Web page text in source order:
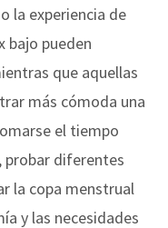
la experiencia de
bajo pueden
que aquellas
más cómoda una
el tiempo
probar diferentes
la copa menstrual
y las necesidades